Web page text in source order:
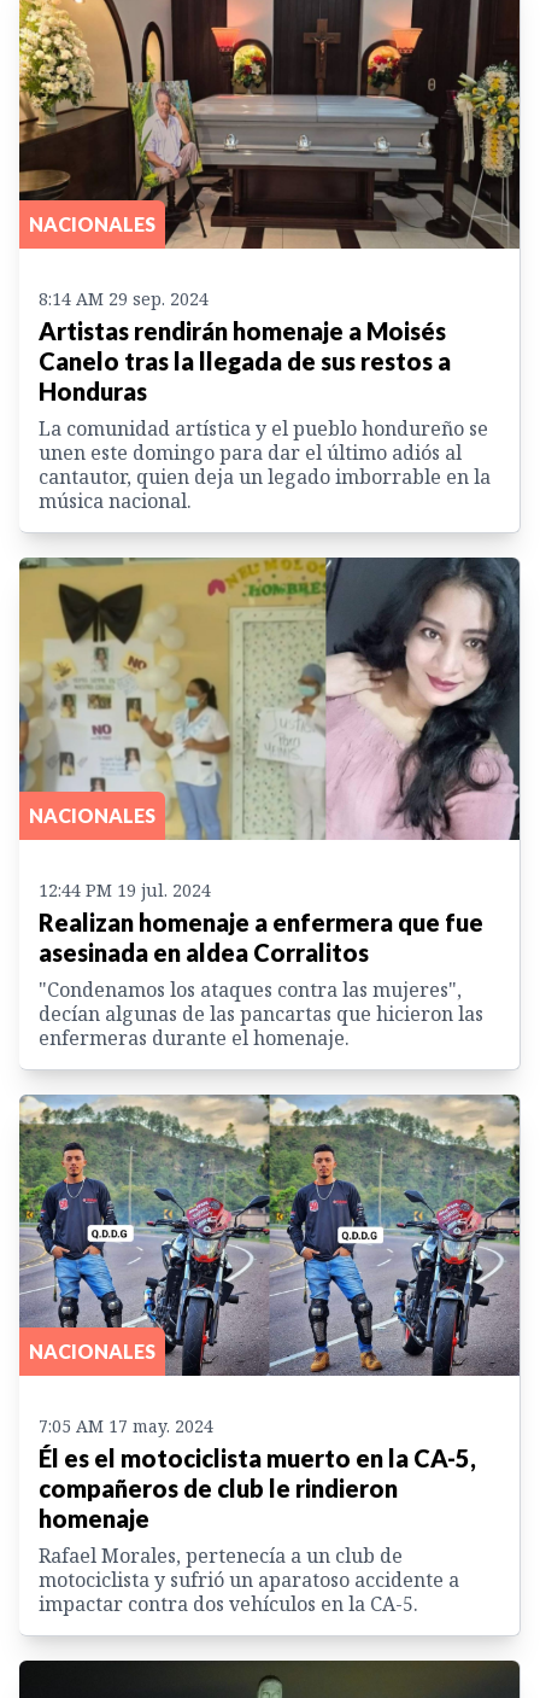
NACIONALES
8:14 AM 29 sep. 2024
Artistas rendirán homenaje a Moisés
Canelo tras la llegada de sus restos a
Honduras
La comunidad artística y el pueblo hondureño se
unen este domingo para dar el último adiós al
cantautor, quien deja un legado imborrable en la
música nacional.
NACIONALES
12:44 PM 19 jul. 2024
Realizan homenaje a enfermera que fue
asesinada en aldea Corralitos
"Condenamos los ataques contra las mujeres",
decían algunas de las pancartas que hicieron las
enfermeras durante el homenaje.
NACIONALES
7:05 AM 17 may. 2024
Él es el motociclista muerto en la CA-5,
compañeros de club le rindieron
homenaje
Rafael Morales, pertenecía a un club de
motociclista y sufrió un aparatoso accidente a
impactar contra dos vehículos en la CA-5.